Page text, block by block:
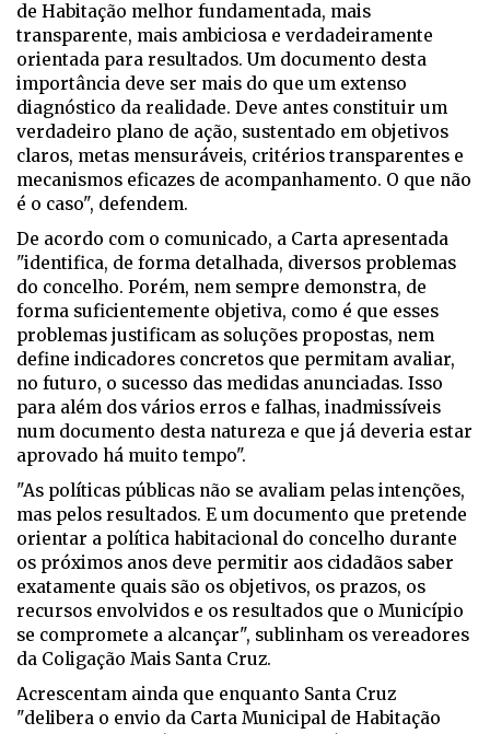
de Habitação melhor fundamentada, mais
transparente, mais ambiciosa e verdadeiramente
orientada para resultados. Um documento desta
importância deve ser mais do que um extenso
diagnóstico da realidade. Deve antes constituir um
verdadeiro plano de ação, sustentado em objetivos
claros, metas mensuráveis, critérios transparentes e
mecanismos eficazes de acompanhamento. O que não
é o caso", defendem.
De acordo com o comunicado, a Carta apresentada
"identifica, de forma detalhada, diversos problemas
do concelho. Porém, nem sempre demonstra, de
forma suficientemente objetiva, como é que esses
problemas justificam as soluções propostas, nem
define indicadores concretos que permitam avaliar,
no futuro, o sucesso das medidas anunciadas. Isso
para além dos vários erros e falhas, inadmissíveis
num documento desta natureza e que já deveria estar
aprovado há muito tempo".
"As políticas públicas não se avaliam pelas intenções,
mas pelos resultados. E um documento que pretende
orientar a política habitacional do concelho durante
os próximos anos deve permitir aos cidadãos saber
exatamente quais são os objetivos, os prazos, os
recursos envolvidos e os resultados que o Município
se compromete a alcançar", sublinham os vereadores
da Coligação Mais Santa Cruz.
Acrescentam ainda que enquanto Santa Cruz
"delibera o envio da Carta Municipal de Habitação